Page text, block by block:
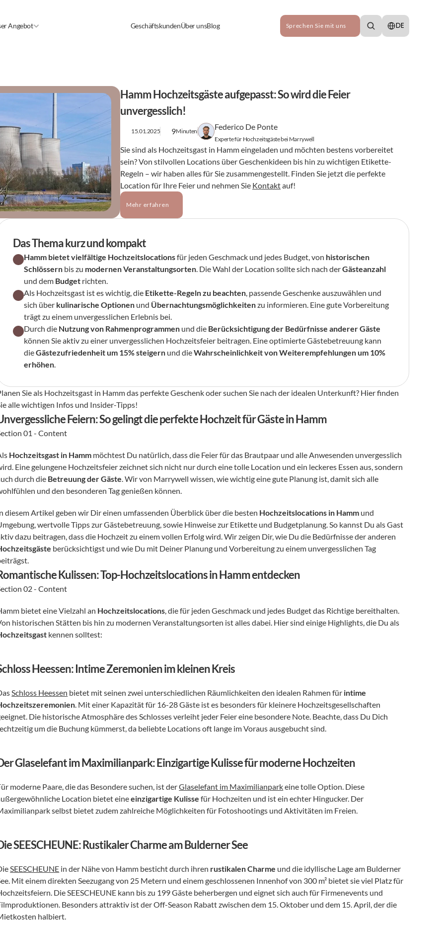
Angebot GeschäftskundenÜber unsBlog Sprechen Sie mit uns
Select Language
DE
Hamm Hochzeitsgäste aufgepasst: So wird die Feier
unvergesslich!
15.01.2025 9Minuten Federico De Ponte
Experte für Hochzeitsgäste bei Marrywell
Sie sind als Hochzeitsgast in Hamm eingeladen und möchten bestens vorbereitet
sein? Von stilvollen Locations über Geschenkideen bis hin zu wichtigen Etikette-
Regeln – wir haben alles für Sie zusammengestellt. Finden Sie jetzt die perfekte
Location für Ihre Feier und nehmen Sie Kontakt auf!
Mehr erfahren
Das Thema kurz und kompakt
Hamm bietet vielfältige Hochzeitslocations für jeden Geschmack und jedes Budget, von historischen
Schlössern bis zu modernen Veranstaltungsorten. Die Wahl der Location sollte sich nach der Gästeanzahl
und dem Budget richten.
Als Hochzeitsgast ist es wichtig, die Etikette-Regeln zu beachten, passende Geschenke auszuwählen und
sich über kulinarische Optionen und Übernachtungsmöglichkeiten zu informieren. Eine gute Vorbereitung
trägt zu einem unvergesslichen Erlebnis bei.
Durch die Nutzung von Rahmenprogrammen und die Berücksichtigung der Bedürfnisse anderer Gäste
können Sie aktiv zu einer unvergesslichen Hochzeitsfeier beitragen. Eine optimierte Gästebetreuung kann
die Gästezufriedenheit um 15% steigern und die Wahrscheinlichkeit von Weiterempfehlungen um 10%
erhöhen.
Sie als Hochzeitsgast in Hamm das perfekte Geschenk oder suchen Sie nach der idealen Unterkunft? Hier finden
alle wichtigen Infos und Insider-Tipps!
Feiern: So gelingt die perfekte Hochzeit für Gäste in Hamm
01 - Content
Hochzeitsgast in Hamm möchtest Du natürlich, dass die Feier für das Brautpaar und alle Anwesenden unvergesslich
Eine gelungene Hochzeitsfeier zeichnet sich nicht nur durch eine tolle Location und ein leckeres Essen aus, sondern
durch die Betreuung der Gäste. Wir von Marrywell wissen, wie wichtig eine gute Planung ist, damit sich alle
und den besonderen Tag genießen können.
diesem Artikel geben wir Dir einen umfassenden Überblick über die besten Hochzeitslocations in Hamm und
wertvolle Tipps zur Gästebetreuung, sowie Hinweise zur Etikette und Budgetplanung. So kannst Du als Gast
berücksichtigst und wie Du mit Deiner Planung und Vorbereitung zu einem unvergesslichen Tag
Kulissen: Top-Hochzeitslocations in Hamm entdecken
02 - Content
bietet eine Vielzahl an Hochzeitslocations, die für jeden Geschmack und jedes Budget das Richtige bereithalten.
kennen solltest:
Heessen: Intime Zeremonien im kleinen Kreis
Schloss Heessen bietet mit seinen zwei unterschiedlichen Räumlichkeiten den idealen Rahmen für intime
. Mit einer Kapazität für 16-28 Gäste ist es besonders für kleinere Hochzeitsgesellschaften
Die historische Atmosphäre des Schlosses verleiht jeder Feier eine besondere Note. Beachte, dass Du Dich
um die Buchung kümmerst, da beliebte Locations oft lange im Voraus ausgebucht sind.
Glaselefant im Maximilianpark: Einzigartige Kulisse für moderne Hochzeiten
moderne Paare, die das Besondere suchen, ist der Glaselefant im Maximilianpark eine tolle Option. Diese
Location bietet eine einzigartige Kulisse für Hochzeiten und ist ein echter Hingucker. Der
selbst bietet zudem zahlreiche Möglichkeiten für Fotoshootings und Aktivitäten im Freien.
SEESCHEUNE: Rustikaler Charme am Bulderner See
SEESCHEUNE in der Nähe von Hamm besticht durch ihren rustikalen Charme und die idyllische Lage am Bulderner
Mit einem direkten Seezugang von 25 Metern und einem geschlossenen Innenhof von 300 m² bietet sie viel Platz für
Die SEESCHEUNE kann bis zu 199 Gäste beherbergen und eignet sich auch für Firmenevents und
Besonders attraktiv ist der Off-Season Rabatt zwischen dem 15. Oktober und dem 15. April, der die
halbiert.